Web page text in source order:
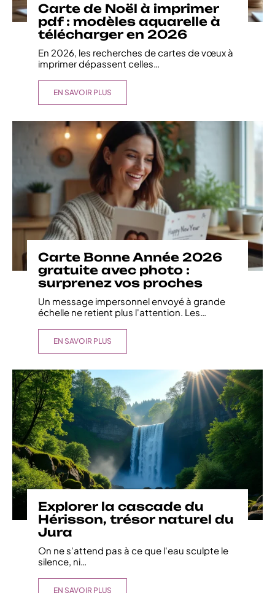
Carte de Noël à imprimer
pdf : modèles aquarelle à
télécharger en 2026
En 2026, les recherches de cartes de vœux à
imprimer dépassent celles
EN SAVOIR PLUS
Carte Bonne Année 2026
gratuite avec photo :
surprenez vos proches
Un message impersonnel envoyé à grande
échelle ne retient plus l'attention. Les…
EN SAVOIR PLUS
Explorer la cascade du
Hérisson, trésor naturel du
Jura
On ne s'attend pas à ce que l'eau sculpte le
silence, ni…
EN SAVOIR PLUS